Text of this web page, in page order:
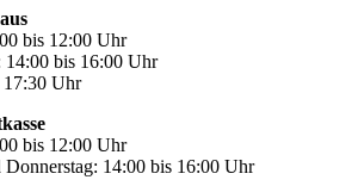
bis 12:00 Uhr
14:00 bis 16:00 Uhr
17:30 Uhr
bis 12:00 Uhr
14:00 bis 16:00 Uhr